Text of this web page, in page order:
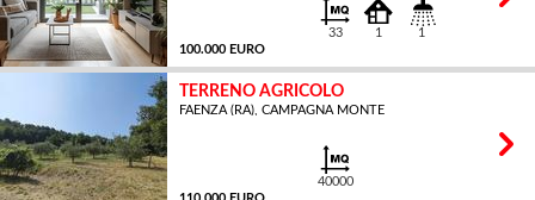
100.000 EURO
33 1 1
TERRENO AGRICOLO
FAENZA (RA), CAMPAGNA MONTE
40000